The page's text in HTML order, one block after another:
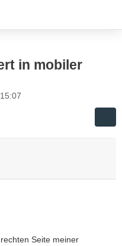
in mobiler
Seite meiner